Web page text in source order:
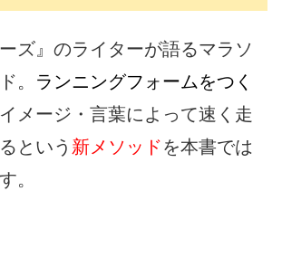
ズ』のライターが語るマラソ
。 ランニングフォームをつく
メージ・言葉によって速く走
という 新メソッドを本書では
。